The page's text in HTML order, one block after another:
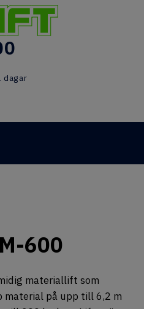
dagar
600
materiallift som
på upp till 6,2 m